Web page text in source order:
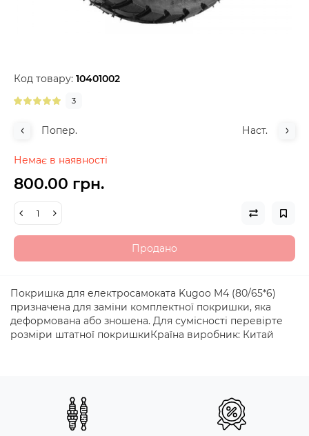
Код товару: 10401002
3
Попер. Наст.
Немає в наявності
800.00 грн.
Продано
Покришка для електросамоката Kugoo M4 (80/65*6)
призначена для заміни комплектної покришки, яка
деформована або зношена. Для сумісності перевірте
розміри штатної покришкиКраїна виробник: Китай